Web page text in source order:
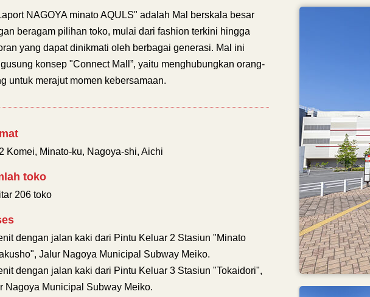
NAGOYA minato AQULS" adalah Mal berskala besar
beragam pilihan toko, mulai dari fashion terkini hingga
yang dapat dinikmati oleh berbagai generasi. Mal ini
konsep "Connect Mall”, yaitu menghubungkan orang-
untuk merajut momen kebersamaan.
Komei, Minato-ku, Nagoya-shi, Aichi
toko
206 toko
dengan jalan kaki dari Pintu Keluar 2 Stasiun "Minato
Jalur Nagoya Municipal Subway Meiko.
dengan jalan kaki dari Pintu Keluar 3 Stasiun "Tokaidori",
Nagoya Municipal Subway Meiko.